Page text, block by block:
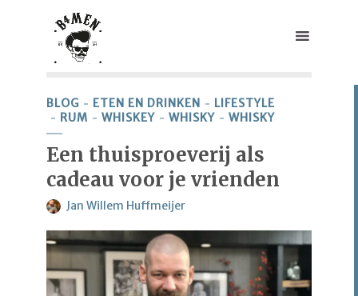
BLOG ETEN EN DRINKEN
LIFESTYLE
RUM
WHISKEY WHISKY WHISKY
Een thuisproeverij als
cadeau voor je vrienden
Jan Willem Huffmeijer